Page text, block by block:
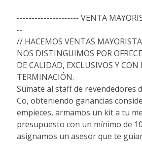
--------------------- VENTA
--
// HACEMOS VENTAS
NOS DISTINGUIMOS POR
DE CALIDAD, EXCLUSIVOS Y CON
TERMINACIÓN.
Sumate al staff de revendedores
Co, obteniendo ganancias
empieces, armamos un kit a tu
presupuesto con un mínimo de
asignamos un asesor que te